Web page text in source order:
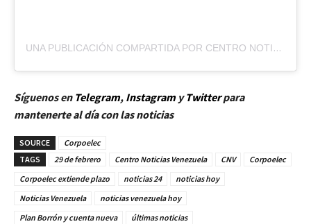
UNA PUBLICACIÓN COMPARTIDA POR CENTRO NOTICIAS VENEZUELA (@CENTRONOTICIASVZLA)
Síguenos en Telegram, InstagramyTwitterpara
mantenerte al día con las noticias
SOURCE
Corpoelec
TAGS
29 de febrero Centro Noticias Venezuela CNV
Corpoelec
Corpoelec extiende plazo
noticias 24
noticias hoy
Noticias Venezuela
noticias venezuela hoy
Plan Borrón y cuenta nueva
últimas noticias